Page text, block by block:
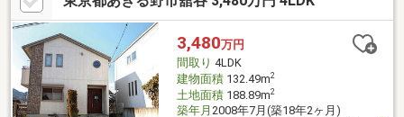
3,480万円
間取り 4LDK
建物面積132.49m2
土地面積188.89m2
築年月 2008年7月(築18年2ヶ月)